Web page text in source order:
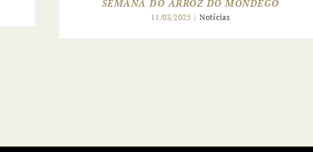
SEMANA DO ARROZ DO MONDEGO
11/03/2025 | Notícias